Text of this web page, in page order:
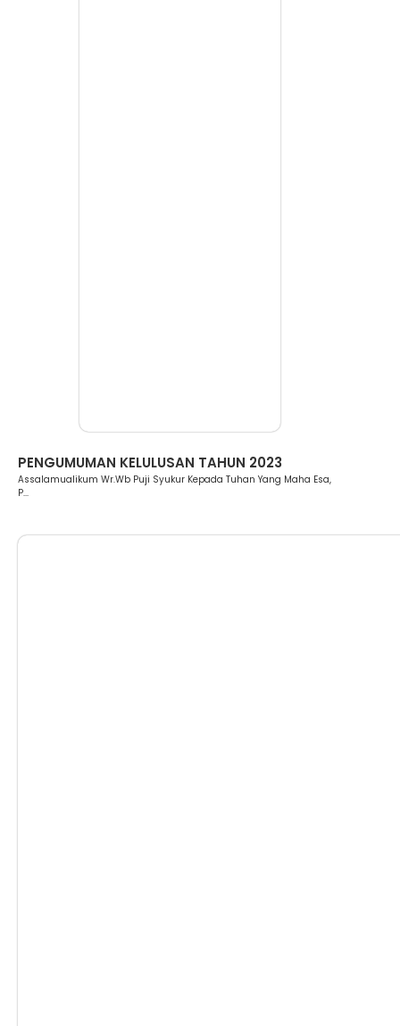
PENGUMUMAN KELULUSAN TAHUN 2023
Assalamualikum Wr.Wb Puji Syukur Kepada Tuhan Yang Maha Esa,
P...